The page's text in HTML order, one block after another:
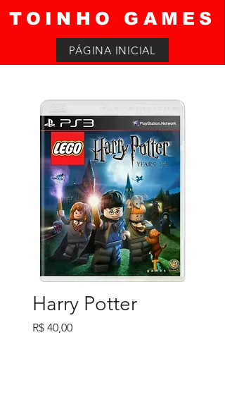
TOINHO GAMES
PÁGINA INICIAL
Harry Potter
R$ 40,00Preço